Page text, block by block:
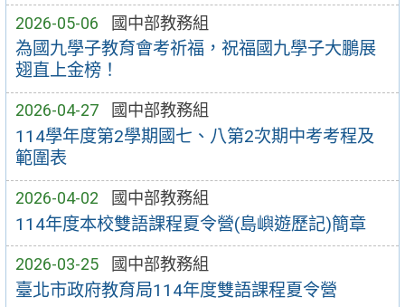
2026-05-06 國中部教務組
為國九學子教育會考祈福，祝福國九學子大鵬展
翅直上金榜！
2026-04-27 國中部教務組
114學年度第2學期國七、八第2次期中考考程及
範圍表
2026-04-02 國中部教務組
114年度本校雙語課程夏令營(島嶼遊歷記)簡章
2026-03-25 國中部教務組
臺北市政府教育局114年度雙語課程夏令營